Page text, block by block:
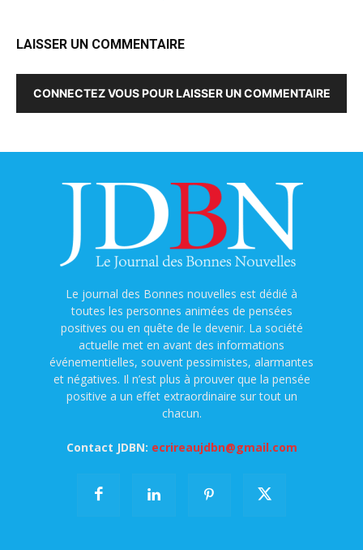
LAISSER UN COMMENTAIRE
CONNECTEZ VOUS POUR LAISSER UN COMMENTAIRE
Le journal des Bonnes nouvelles est dédié à
toutes les personnes animées de pensées
positives ou en quête de le devenir. La société
actuelle met en avant des informations
événementielles, souvent pessimistes, alarmantes
et négatives. Il n’est plus à prouver que la pensée
positive a un effet extraordinaire sur tout un
chacun.
Contact JDBN: ecrireaujdbn@gmail.com